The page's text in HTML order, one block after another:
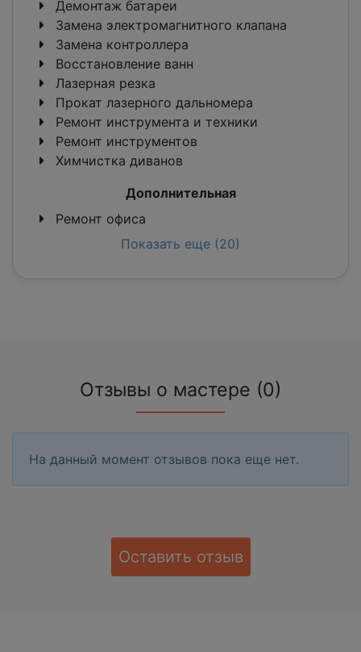
Демонтаж батареи
Замена электромагнитного клапана
Замена контроллера
Восстановление ванн
Лазерная резка
Прокат лазерного дальномера
Ремонт инструмента и техники
Ремонт инструментов
Химчистка диванов
Дополнительная
Ремонт офиса
Показать еще (20)
Отзывы о мастере (0)
На данный момент отзывов пока еще нет.
Оставить отзыв